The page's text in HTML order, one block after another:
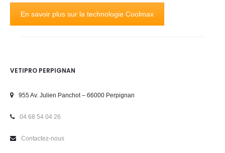
En savoir plus sur la technologie Coolmax
VETIPRO PERPIGNAN
955 Av. Julien Panchot – 66000 Perpignan
04 68 54 04 26
Contactez-nous